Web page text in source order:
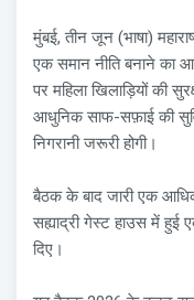
मुंबई, तीन जून (भाषा)
एक समान नीति बनाने का
पर महिला खिलाड़ियों की
आधुनिक साफ-सफ़ाई की
निगरानी जरूरी होगी।
बैठक के बाद जारी एक
सह्याद्री गेस्ट हाउस में हुई
दिए।